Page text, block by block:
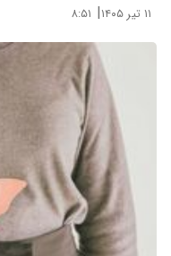
۱۱ تیر ۱۴۰۵ | ۸:۵۱